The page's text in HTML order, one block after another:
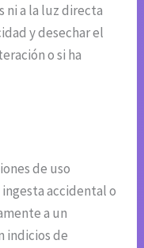
ni a la luz directa
y desechar el
o si ha
de uso
ingesta accidental o
a un
indicios de